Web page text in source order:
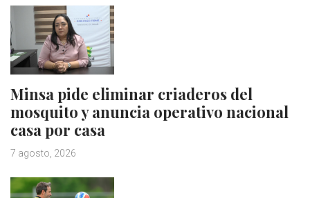
Minsa pide eliminar criaderos del
mosquito y anuncia operativo nacional
casa por casa
7 agosto, 2026